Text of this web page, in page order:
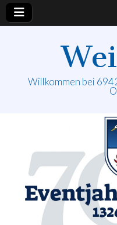
Willkommen bei